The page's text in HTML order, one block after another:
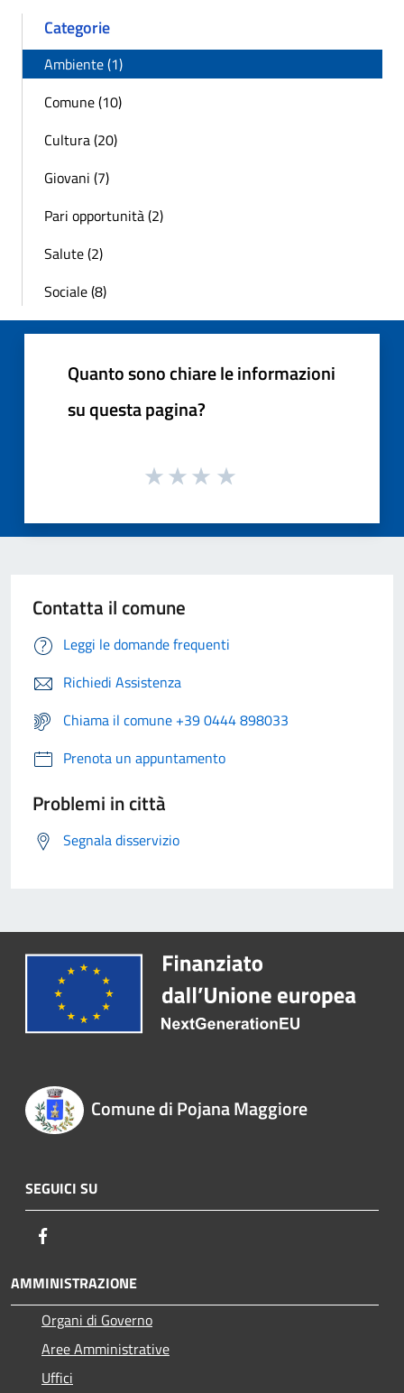
Categorie
Ambiente (1)
Comune (10)
Cultura (20)
Giovani (7)
Pari opportunità (2)
Salute (2)
Sociale (8)
Quanto sono chiare le informazioni
su questa pagina?
Contatta il comune
Leggi le domande frequenti
Richiedi Assistenza
Chiama il comune +39 0444 898033
Prenota un appuntamento
Problemi in città
Segnala disservizio
Comune di Pojana Maggiore
SEGUICI SU
AMMINISTRAZIONE
Organi di Governo
Aree Amministrative
Uffici